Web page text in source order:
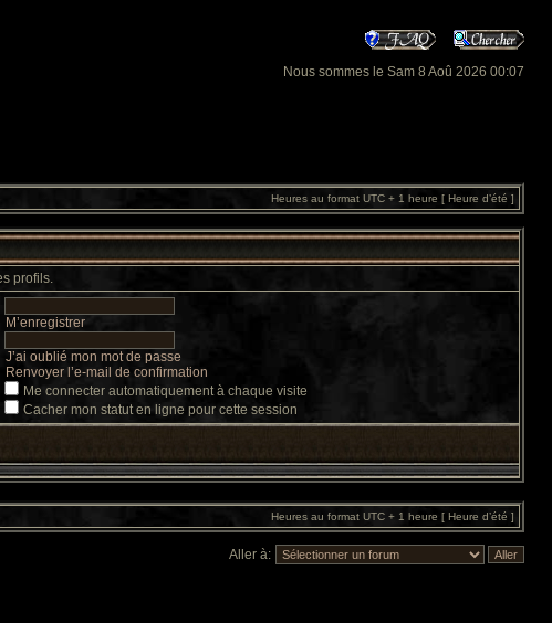
Nous sommes le Sam 8 Aoû 2026 00:07
Heures au format UTC + 1 heure [ Heure d’été ]
profils.
M’enregistrer
J’ai oublié mon mot de passe
Renvoyer l’e-mail de confirmation
Me connecter automatiquement à chaque visite
Cacher mon statut en ligne pour cette session
Heures au format UTC + 1 heure [ Heure d’été ]
Aller à: